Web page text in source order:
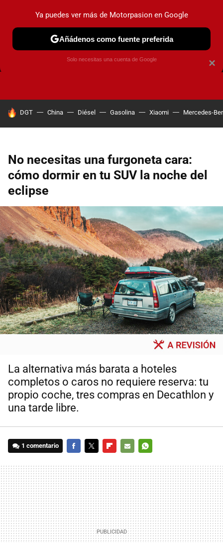
CAMBIO DE ACEITE AIRE ACONDICIONADO
HOY SE HABLA DE
DGT China Diésel Gasolina Xiaomi Mercedes-
No necesitas una furgoneta cara:
cómo dormir en tu SUV la noche del
eclipse
La alternativa más barata a hoteles
completos o caros no requiere reserva: tu
propio coche, tres compras en Decathlon y
una tarde libre.
1 comentario
MAIL
×
Ya puedes ver más de Motorpasion en Google
Añádenos como fuente preferida
Solo necesitas una cuenta de Google